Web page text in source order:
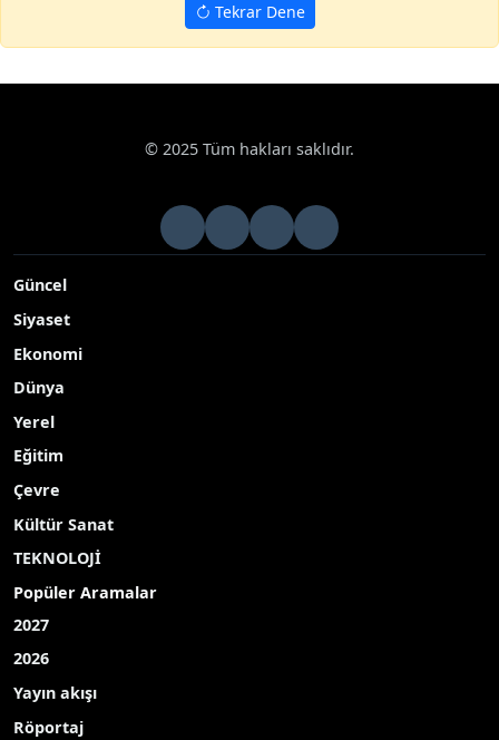
Tekrar Dene
© 2025 Tüm hakları saklıdır.
Güncel
Siyaset
Ekonomi
Dünya
Yerel
Eğitim
Çevre
Kültür Sanat
TEKNOLOJİ
Popüler Aramalar
2027
2026
Yayın akışı
Röportaj